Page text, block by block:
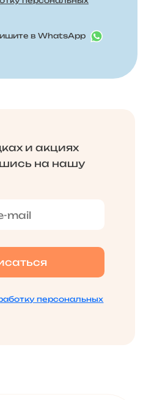
в WhatsApp
и акциях
на нашу
персональных